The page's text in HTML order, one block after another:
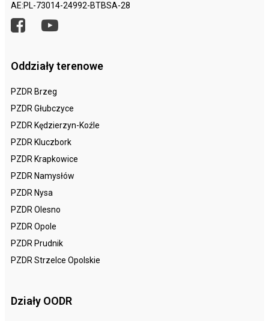
AE:PL-73014-24992-BTBSA-28
Oddziały terenowe
PZDR Brzeg
PZDR Głubczyce
PZDR Kędzierzyn-Koźle
PZDR Kluczbork
PZDR Krapkowice
PZDR Namysłów
PZDR Nysa
PZDR Olesno
PZDR Opole
PZDR Prudnik
PZDR Strzelce Opolskie
Działy OODR